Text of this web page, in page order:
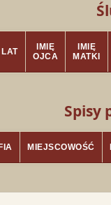
LAT
IMIĘ
OJCA
IMIĘ
MATKI
Spisy
MIEJSCOWOŚĆ